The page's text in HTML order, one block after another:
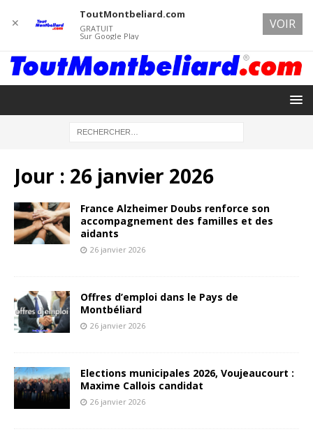
Jour : 26 janvier 2026
France Alzheimer Doubs renforce son
accompagnement des familles et des
aidants
26 janvier 2026
Offres d’emploi dans le Pays de
Montbéliard
26 janvier 2026
Elections municipales 2026, Voujeaucourt :
Maxime Callois candidat
26 janvier 2026
✕
ToutMontbeliard.com
GRATUIT
Sur Google Play
VOIR